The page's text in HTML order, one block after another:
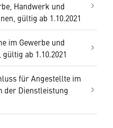
Handwerk und
gültig ab 1.10.2021
im Gewerbe und
ab 1.10.2021
für Angestellte im
der Dienstleistung